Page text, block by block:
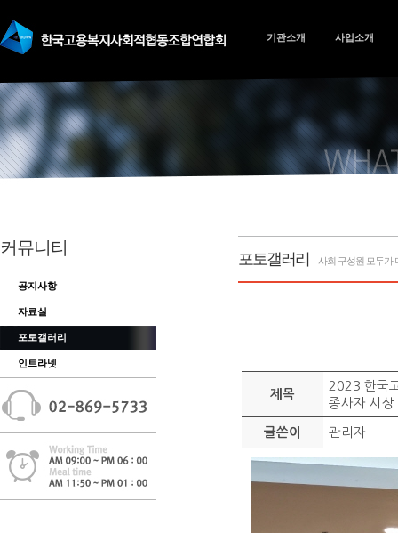
기관소개 사업소개
커뮤니티
공지사항
자료실
포토갤러리
인트라넷
포토갤러리 사회 구성원 모두가
제목
2023 한국
종사자 시상
글쓴이 관리자